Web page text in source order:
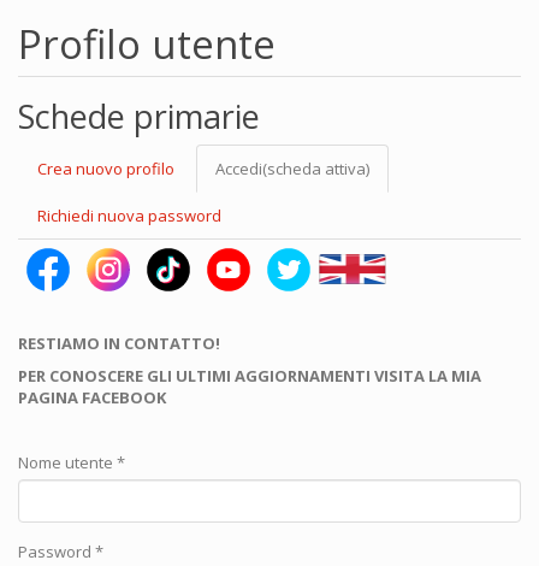
Profilo utente
Schede primarie
Crea nuovo profilo Accedi(scheda attiva)
Richiedi nuova password
RESTIAMO IN CONTATTO!
PER CONOSCERE GLI ULTIMI AGGIORNAMENTI VISITA LA MIA
PAGINA FACEBOOK
Nome utente *
Password *